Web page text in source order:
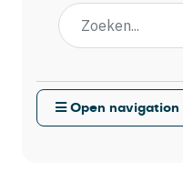
Open navigation